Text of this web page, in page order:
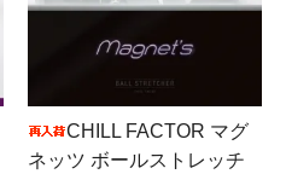
CHILL FACTOR マグ
ネッツ ボールストレッチ